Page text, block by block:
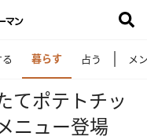
暮らす 占う メ
てポテトチッ
ニュー登場